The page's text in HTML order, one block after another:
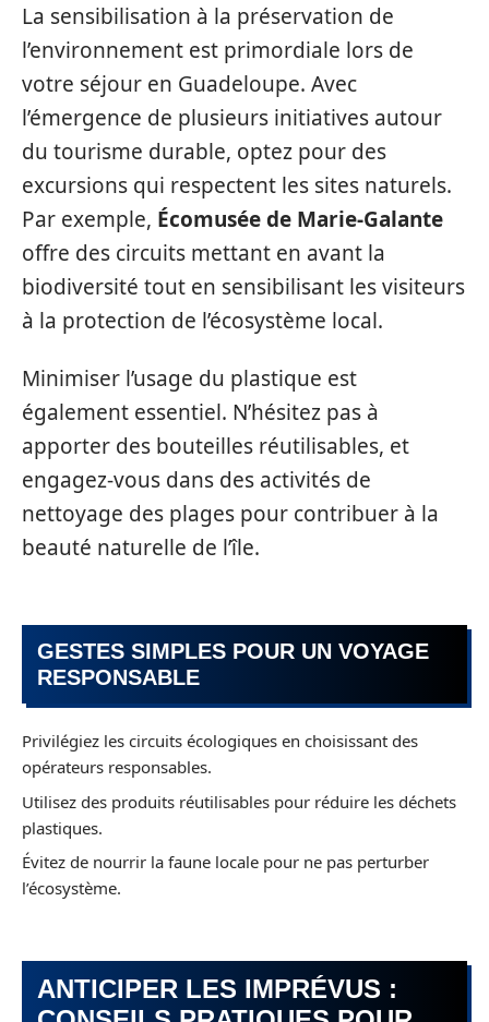
La sensibilisation à la préservation de
l’environnement est primordiale lors de
votre séjour en Guadeloupe. Avec
l’émergence de plusieurs initiatives autour
du tourisme durable, optez pour des
excursions qui respectent les sites naturels.
Par exemple, Écomusée de Marie-Galante
offre des circuits mettant en avant la
biodiversité tout en sensibilisant les visiteurs
à la protection de l’écosystème local.
Minimiser l’usage du plastique est
également essentiel. N’hésitez pas à
apporter des bouteilles réutilisables, et
engagez-vous dans des activités de
nettoyage des plages pour contribuer à la
beauté naturelle de l’île.
GESTES SIMPLES POUR UN VOYAGE
RESPONSABLE
Privilégiez les circuits écologiques en choisissant des
opérateurs responsables.
Utilisez des produits réutilisables pour réduire les déchets
plastiques.
Évitez de nourrir la faune locale pour ne pas perturber
l’écosystème.
ANTICIPER LES IMPRÉVUS :